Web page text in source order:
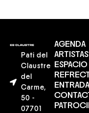
Pati del
Claustre
del
Carme,
50 -
07701
AGENDA
ARTISTAS
ESPACIO